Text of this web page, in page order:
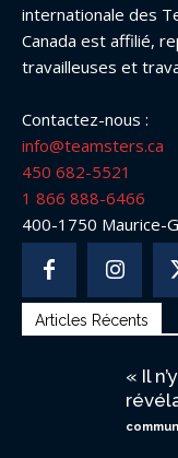
internationale des
Canada est affilié,
travailleuses et
Contactez-nous :
info@teamsters.ca
450 682-5521
1 866 888-6466
400-1750 Maurice-
Articles Récents
« Il